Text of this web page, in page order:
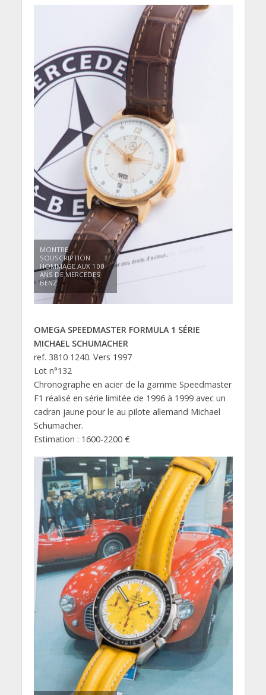
MONTRE
SOUSCRIPTION
HOMMAGE AUX 100
ANS DE MERCEDES
BENZ
OMEGA SPEEDMASTER FORMULA 1 SÉRIE
MICHAEL SCHUMACHER
ref. 3810 1240. Vers 1997
Lot n°132
Chronographe en acier de la gamme Speedmaster
F1 réalisé en série limitée de 1996 à 1999 avec un
cadran jaune pour le au pilote allemand Michael
Schumacher.
Estimation : 1600-2200 €